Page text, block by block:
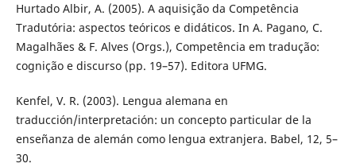
Hurtado Albir, A. (2005). A aquisição da Competência
Tradutória: aspectos teóricos e didáticos. In A. Pagano, C.
Magalhães & F. Alves (Orgs.), Competência em tradução:
cognição e discurso (pp. 19–57). Editora UFMG.
Kenfel, V. R. (2003). Lengua alemana en
traducción/interpretación: un concepto particular de la
enseñanza de alemán como lengua extranjera. Babel, 12, 5–
30.